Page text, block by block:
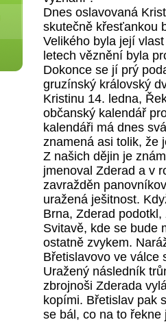
Dnes oslavovaná
skutečně křesťankou
Velikého byla její
letech věznění byla
Dokonce se jí prý
gruzínský královský
Kristinu 14. ledna,
občanský kalendář
kalendáři má dnes
znamená asi tolik, že
Z našich dějin je
jmenoval Zderad a v
zavražděn
uražená ješitnost.
Brna, Zderad
Svitavě, kde se bude
ostatně zvykem.
Břetislavovo ve válce
Uražený následník
zbrojnoši Zderada
kopími. Břetislav pak
se bál, co na to řekne